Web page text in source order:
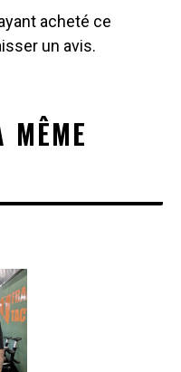
acheté ce
un avis.
MÊME